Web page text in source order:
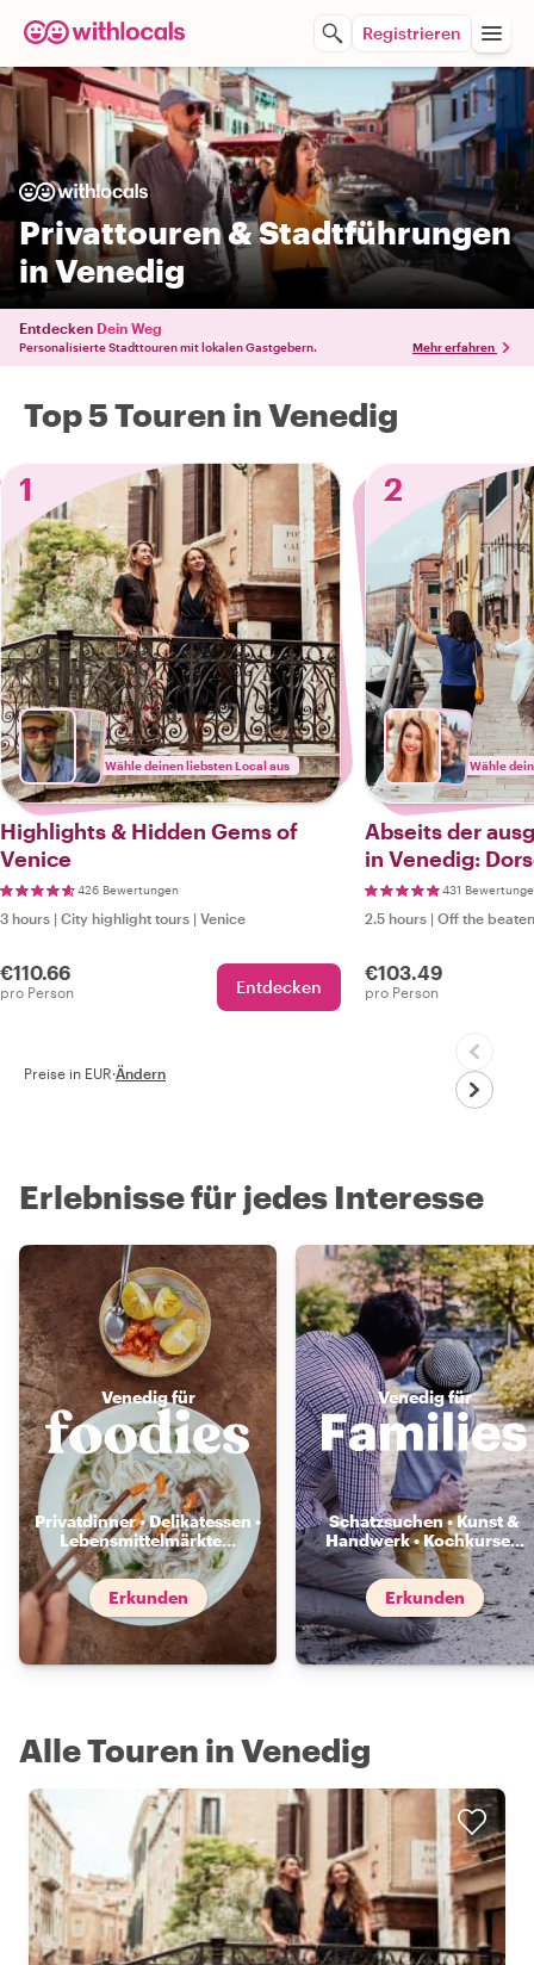
Registrieren
Privattouren & Stadtführungen
in Venedig
Entdecken Dein Weg
Personalisierte Stadttouren mit lokalen Gastgebern. Mehr erfahren
Top 5 Touren in Venedig
1
Wähle deinen liebsten Local aus
Highlights & Hidden Gems of
Venice
426 Bewertungen
3 hours | City highlight tours | Venice
€110.66
pro Person Entdecken
2
Wähle
Abseits der
in Venedig:
431
2.5 hours | Off the
€103.49
pro Person
Preise in EUR·Ändern
Erlebnisse für jedes Interesse
Venedig für
Privatdinner • Delikatessen •
Lebensmittelmärkte...
Erkunden
Venedig für
Schatzsuchen • Kunst &
Handwerk • Kochkurse...
Erkunden
Alle Touren in Venedig